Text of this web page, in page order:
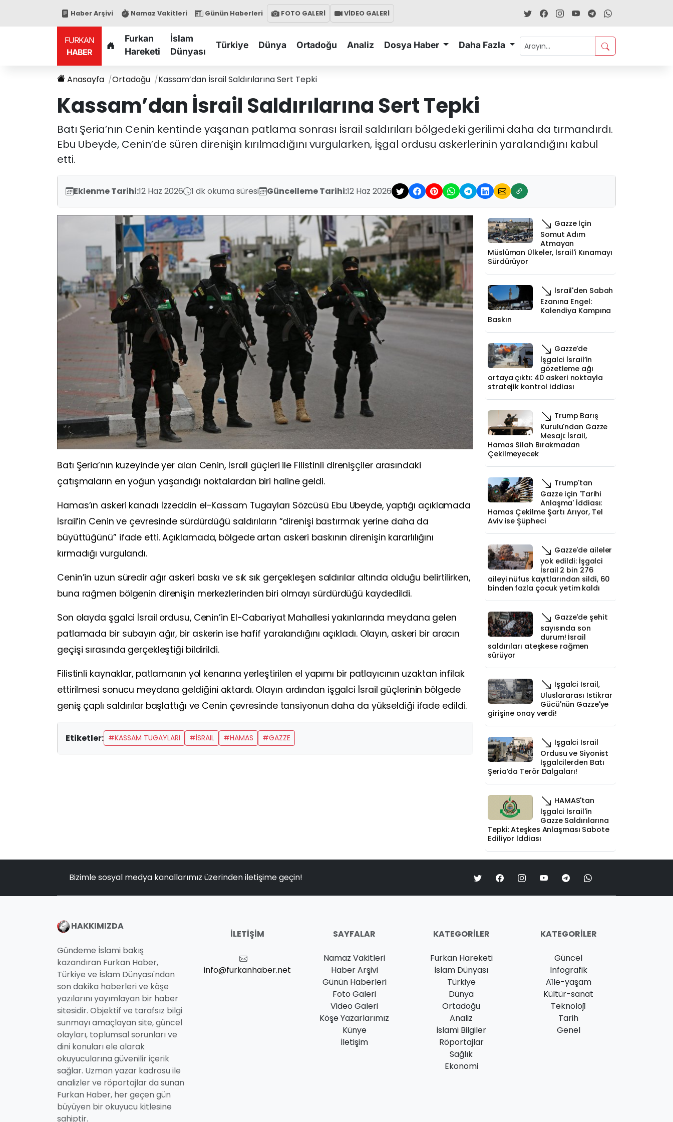
Haber Arşivi Namaz Vakitleri Günün Haberleri FOTO GALERİ VİDEO GALERİ
FURKAN
HABER
Furkan
Hareketi
İslam
Dünyası
Türkiye Dünya Ortadoğu Analiz Dosya Haber Daha Fazla
Anasayfa Ortadoğu Kassam’dan İsrail Saldırılarına Sert Tepki
Kassam’dan İsrail Saldırılarına Sert Tepki
Batı Şeria’nın Cenin kentinde yaşanan patlama sonrası İsrail saldırıları bölgedeki gerilimi daha da tırmandırdı.
Ebu Ubeyde, Cenin’de süren direnişin kırılmadığını vurgularken, İşgal ordusu askerlerinin yaralandığını kabul
etti.
Eklenme Tarihi:12 Haz 2026 1 dk okuma süresi Güncelleme Tarihi:12 Haz 2026
Batı Şeria’nın kuzeyinde yer alan Cenin, İsrail güçleri ile Filistinli direnişçiler arasındaki
çatışmaların en yoğun yaşandığı noktalardan biri haline geldi.
Hamas’ın askeri kanadı İzzeddin el-Kassam Tugayları Sözcüsü Ebu Ubeyde, yaptığı açıklamada
İsrail’in Cenin ve çevresinde sürdürdüğü saldırıların “direnişi bastırmak yerine daha da
büyüttüğünü” ifade etti. Açıklamada, bölgede artan askeri baskının direnişin kararlılığını
kırmadığı vurgulandı.
Cenin’in uzun süredir ağır askeri baskı ve sık sık gerçekleşen saldırılar altında olduğu belirtilirken,
buna rağmen bölgenin direnişin merkezlerinden biri olmayı sürdürdüğü kaydedildi.
Son olayda şgalci İsrail ordusu, Cenin’in El-Cabariyat Mahallesi yakınlarında meydana gelen
patlamada bir subayın ağır, bir askerin ise hafif yaralandığını açıkladı. Olayın, askeri bir aracın
geçişi sırasında gerçekleştiği bildirildi.
Filistinli kaynaklar, patlamanın yol kenarına yerleştirilen el yapımı bir patlayıcının uzaktan infilak
ettirilmesi sonucu meydana geldiğini aktardı. Olayın ardından işgalci İsrail güçlerinin bölgede
geniş çaplı saldırılar başlattığı ve Cenin çevresinde tansiyonun daha da yükseldiği ifade edildi.
Etiketler: #KASSAM TUGAYLARI #İSRAIL #HAMAS #GAZZE
Gazze İçin
Somut Adım
Atmayan
Müslüman Ülkeler, İsrail'i Kınamayı
Sürdürüyor
İsrail'den Sabah
Ezanına Engel:
Kalendiya Kampına
Baskın
Gazze’de
İşgalci İsrail’in
gözetleme ağı
ortaya çıktı: 40 askeri noktayla
stratejik kontrol iddiası
Trump Barış
Kurulu'ndan Gazze
Mesajı: İsrail,
Hamas Silah Bırakmadan
Çekilmeyecek
Trump'tan
Gazze için 'Tarihi
Anlaşma' İddiası:
Hamas Çekilme Şartı Arıyor, Tel
Aviv ise Şüpheci
Gazze'de aileler
yok edildi: İşgalci
İsrail 2 bin 276
aileyi nüfus kayıtlarından sildi, 60
binden fazla çocuk yetim kaldı
Gazze'de şehit
sayısında son
durum! İsrail
saldırıları ateşkese rağmen
sürüyor
İşgalci İsrail,
Uluslararası İstikrar
Gücü'nün Gazze'ye
girişine onay verdi!
İşgalci İsrail
Ordusu ve Siyonist
İşgalcilerden Batı
Şeria’da Terör Dalgaları!
HAMAS'tan
İşgalci İsrail'in
Gazze Saldırılarına
Tepki: Ateşkes Anlaşması Sabote
Ediliyor İddiası
Bizimle sosyal medya kanallarımız üzerinden iletişime geçin!
HAKKIMIZDA
Gündeme İslami bakış
kazandıran Furkan Haber,
Türkiye ve İslam Dünyası'ndan
son dakika haberleri ve köşe
yazılarını yayımlayan bir haber
sitesidir. Objektif ve tarafsız bilgi
sunmayı amaçlayan site, güncel
olayları, toplumsal sorunları ve
dini konuları ele alarak
okuyucularına güvenilir içerik
sağlar. Uzman yazar kadrosu ile
analizler ve röportajlar da sunan
Furkan Haber, her geçen gün
büyüyen bir okuyucu kitlesine
sahiptir.
İLETIŞIM
info@furkanhaber.net
SAYFALAR
Namaz Vakitleri
Haber Arşivi
Günün Haberleri
Foto Galeri
Video Galeri
Köşe Yazarlarımız
Künye
İletişim
KATEGORILER
Furkan Hareketi
İslam Dünyası
Türkiye
Dünya
Ortadoğu
Analiz
İslami Bilgiler
Röportajlar
Sağlık
Ekonomi
KATEGORILER
Güncel
İnfografik
Ai̇le-yaşam
Kültür-sanat
Teknoloji̇
Tarih
Genel